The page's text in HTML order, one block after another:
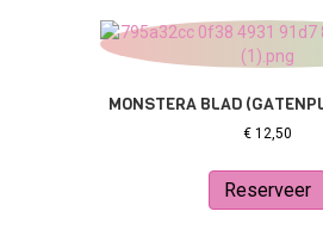
MONSTERA BLAD
€12,50
Reserveer